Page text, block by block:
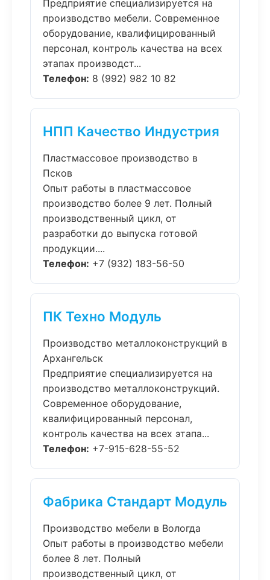
Предприятие специализируется на
производство мебели. Современное
оборудование, квалифицированный
персонал, контроль качества на всех
этапах производст...
Телефон: 8 (992) 982 10 82
НПП Качество Индустрия
Пластмассовое производство в
Псков
Опыт работы в пластмассовое
производство более 9 лет. Полный
производственный цикл, от
разработки до выпуска готовой
продукции....
Телефон: +7 (932) 183-56-50
ПК Техно Модуль
Производство металлоконструкций в
Архангельск
Предприятие специализируется на
производство металлоконструкций.
Современное оборудование,
квалифицированный персонал,
контроль качества на всех этапа...
Телефон: +7-915-628-55-52
Фабрика Стандарт Модуль
Производство мебели в Вологда
Опыт работы в производство мебели
более 8 лет. Полный
производственный цикл, от